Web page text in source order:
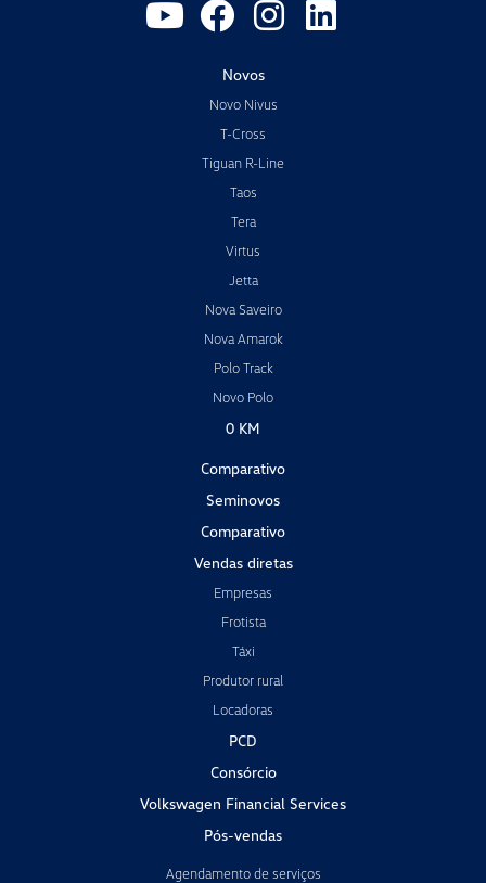
Novos
Novo Nivus
T-Cross
Tiguan R-Line
Taos
Tera
Virtus
Jetta
Nova Saveiro
Nova Amarok
Polo Track
Novo Polo
0 KM
Comparativo
Seminovos
Comparativo
Vendas diretas
Empresas
Frotista
Táxi
Produtor rural
Locadoras
PCD
Consórcio
Volkswagen Financial Services
Pós-vendas
Agendamento de serviços